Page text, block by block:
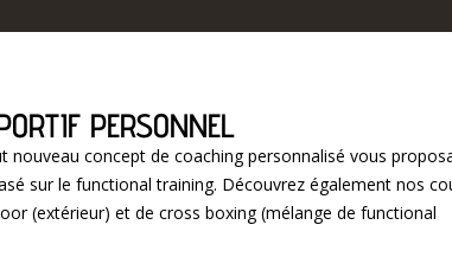
PERSONNEL
nouveau concept de coaching personnalisé vous
sur le functional training. Découvrez également nos
(extérieur) et de cross boxing (mélange de functional